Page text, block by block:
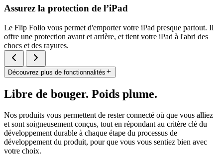
Assurez la protection de l’iPad
Le Flip Folio vous permet d'emporter votre iPad presque partout. Il
offre une protection avant et arrière, et tient votre iPad à l'abri des
chocs et des rayures.
Découvrez plus de fonctionnalités
Libre de bouger. Poids plume.
Nos produits vous permettent de rester connecté où que vous alliez
et sont soigneusement conçus, tout en répondant au critère clé du
développement durable à chaque étape du processus de
développement du produit, pour que vous vous sentiez bien avec
votre choix.